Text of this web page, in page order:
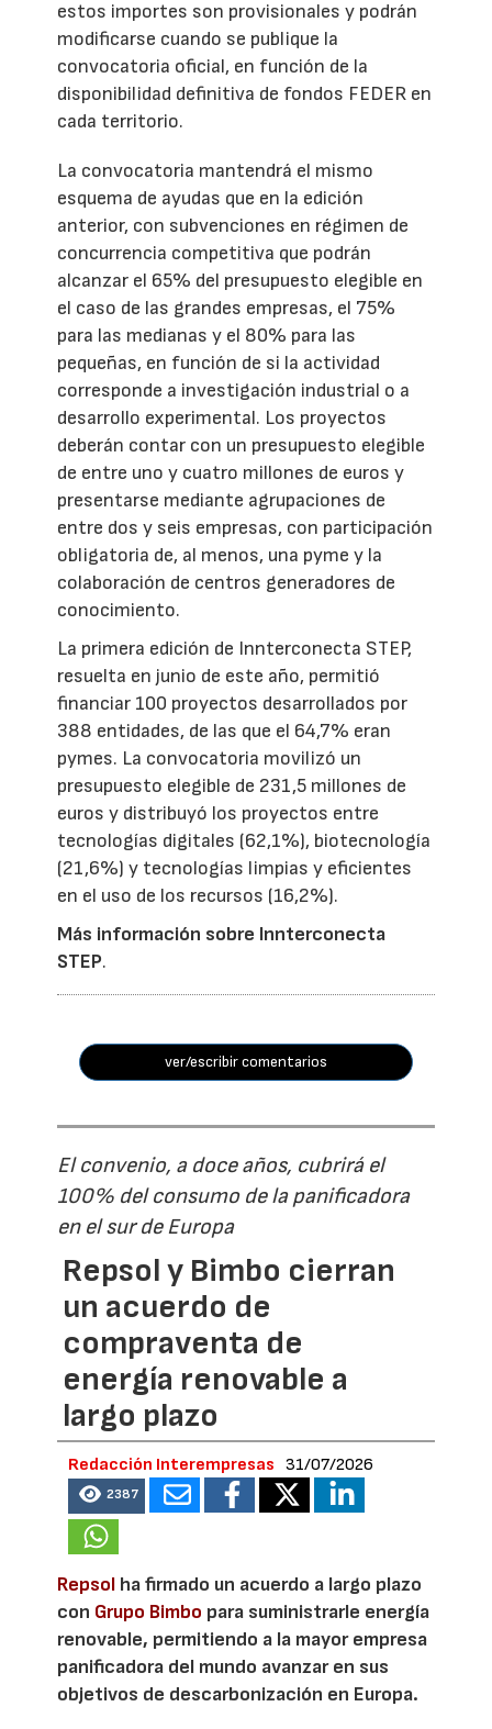
estos importes son provisionales y podrán
modificarse cuando se publique la
convocatoria oficial, en función de la
disponibilidad definitiva de fondos FEDER en
cada territorio.
La convocatoria mantendrá el mismo
esquema de ayudas que en la edición
anterior, con subvenciones en régimen de
concurrencia competitiva que podrán
alcanzar el 65% del presupuesto elegible en
el caso de las grandes empresas, el 75%
para las medianas y el 80% para las
pequeñas, en función de si la actividad
corresponde a investigación industrial o a
desarrollo experimental. Los proyectos
deberán contar con un presupuesto elegible
de entre uno y cuatro millones de euros y
presentarse mediante agrupaciones de
entre dos y seis empresas, con participación
obligatoria de, al menos, una pyme y la
colaboración de centros generadores de
conocimiento.
La primera edición de Innterconecta STEP,
resuelta en junio de este año, permitió
financiar 100 proyectos desarrollados por
388 entidades, de las que el 64,7% eran
pymes. La convocatoria movilizó un
presupuesto elegible de 231,5 millones de
euros y distribuyó los proyectos entre
tecnologías digitales (62,1%), biotecnología
(21,6%) y tecnologías limpias y eficientes
en el uso de los recursos (16,2%).
Más información sobre Innterconecta
STEP.
ver/escribir comentarios
El convenio, a doce años, cubrirá el
100% del consumo de la panificadora
en el sur de Europa
Repsol y Bimbo cierran
un acuerdo de
compraventa de
energía renovable a
largo plazo
Redacción Interempresas 31/07/2026
2387
Repsol ha firmado un acuerdo a largo plazo
con Grupo Bimbo para suministrarle energía
renovable, permitiendo a la mayor empresa
panificadora del mundo avanzar en sus
objetivos de descarbonización en Europa.